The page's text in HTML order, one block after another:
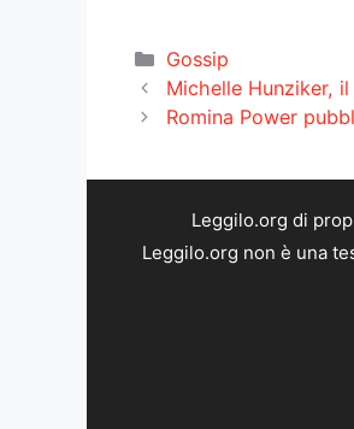
Categorie
Gossip
Michelle Hunziker,
Romina Power
Leggilo.org di
Leggilo.org non è una